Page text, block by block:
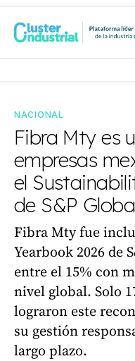
NACIONAL
Fibra Mty es
empresas
el
de S&P
Fibra Mty fue
Yearbook 2026 de
entre el 15% con
nivel global. Solo
lograron este
su gestión
largo plazo.